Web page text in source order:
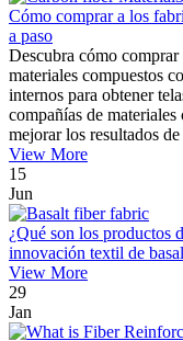
Cómo comprar a los
a paso
Descubra cómo
materiales compuestos
internos para obtener
compañías de
mejorar los resultados
View More
15
Jun
¿Qué son los productos
innovación textil de
View More
29
Jan